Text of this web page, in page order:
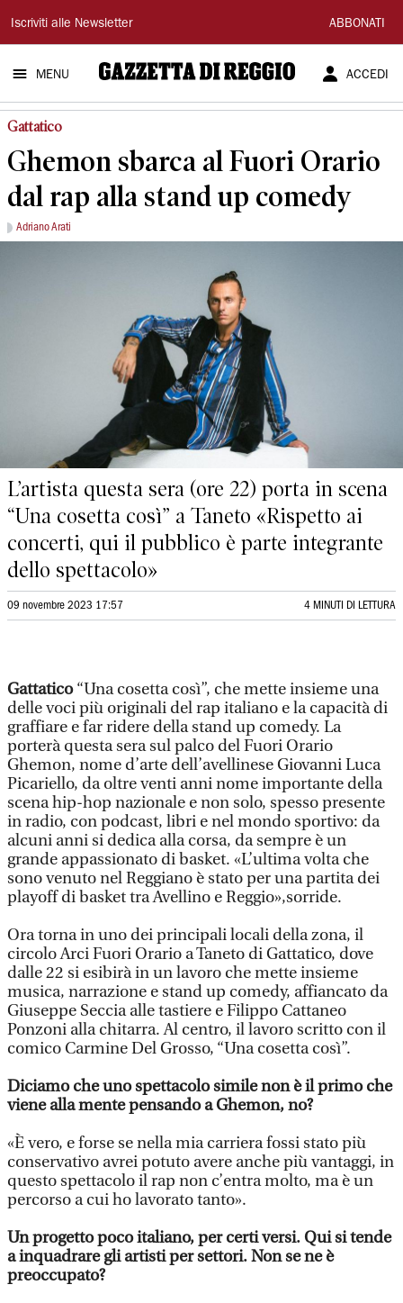
Gazzetta
di
Reggio
Iscriviti alle Newsletter ABBONATI
MENU ACCEDI
Gattatico
Ghemon sbarca al Fuori Orario
dal rap alla stand up comedy
Adriano Arati
L’artista questa sera (ore 22) porta in scena
“Una cosetta così” a Taneto «Rispetto ai
concerti, qui il pubblico è parte integrante
dello spettacolo»
09 novembre 2023 17:57 4 MINUTI DI LETTURA
Gattatico“Una cosetta così”, che mette insieme una
delle voci più originali del rap italiano e la capacità di
graffiare e far ridere della stand up comedy. La
porterà questa sera sul palco del Fuori Orario
Ghemon, nome d’arte dell’avellinese Giovanni Luca
Picariello, da oltre venti anni nome importante della
scena hip-hop nazionale e non solo, spesso presente
in radio, con podcast, libri e nel mondo sportivo: da
alcuni anni si dedica alla corsa, da sempre è un
grande appassionato di basket. «L’ultima volta che
sono venuto nel Reggiano è stato per una partita dei
playoff di basket tra Avellino e Reggio»,sorride.
Ora torna in uno dei principali locali della zona, il
circolo Arci Fuori Orario a Taneto di Gattatico, dove
dalle 22 si esibirà in un lavoro che mette insieme
musica, narrazione e stand up comedy, affiancato da
Giuseppe Seccia alle tastiere e Filippo Cattaneo
Ponzoni alla chitarra. Al centro, il lavoro scritto con il
comico Carmine Del Grosso, “Una cosetta così”.
Diciamo che uno spettacolo simile non è il primo che
viene alla mente pensando a Ghemon, no?
«È vero, e forse se nella mia carriera fossi stato più
conservativo avrei potuto avere anche più vantaggi, in
questo spettacolo il rap non c’entra molto, ma è un
percorso a cui ho lavorato tanto».
Un progetto poco italiano, per certi versi. Qui si tende
a inquadrare gli artisti per settori. Non se ne è
preoccupato?